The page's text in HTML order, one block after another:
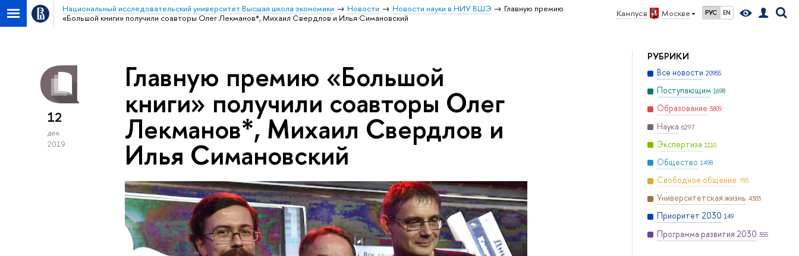
Кампус в Москве РУС EN
Национальный исследовательский университет Высшая школа экономики Новости Новости науки в НИУ ВШЭ
Главную премию
«Большой книги» получили соавторы Олег Лекманов*, Михаил Свердлов и Илья Симановский
РУБРИКИ
Все новости 20955
Поступающим 1698
Образование 3809
Наука 6297
Экспертиза 1110
Общество 1498
Свободное общение 793
Университетская жизнь 4383
Приоритет 2030 149
Программа развития 2030 355
12
дек
2019
Главную премию «Большой
книги» получили соавторы Олег
Лекманов*, Михаил Свердлов и
Илья Симановский